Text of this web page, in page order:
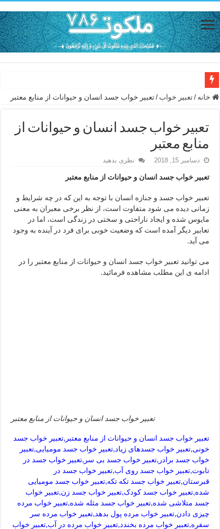
حاجت روایی با ذکر صلوات خاصه امام رضا (ع) – دعای شفای بیمار از
دعای مجرب برای رفع گرفتاری – ذکر قوی برای جلوگیری از اندوه و
دعا برای عاشق شدن طرف مقابل – عاشق کردن طرف مقابل از راه
دعای حفظ جان عزیزان از بلا در سفر – دعا برای رفع حوادث بد روزانه
انواع ذکرهای الهی و خواص آن – مجرب ترین ذکرها برای برآوردن
دعای روزی و رفع فقر – دعای مجرب برای گشایش مالی و برکت در کار
دعای قوی برای حاجات دنیا و آخرت – حاجت روایی و رفع مشکلات
ختم سوره تکاثر برای جذب ثروت – خواص و برکات سوره تکاثر
دعا قدرت و توانمندی – دعا برای افزایش انرژی بدن و قدرت بازو
خانه /تعبیر خواب /تعبیر خواب جسد انسان و حیوانات از منابع معتبر
تعبیر خواب جسد انسان و حیوانات از
منابع معتبر
دسامبر 15, 2018 نظری بدهید
تعبیر خواب جسد انسان و حیوانات از منابع معتبر
تعبیر خواب جسد و جنازه انسان با توجه به این که در چه شرایط و
زمانی دیده می شود متفاوت است، از نظر برخی معبران به معنی
مایوس شده و ایجاد ناراحتی و سختی در زندگی است، اما در
تعابیر دیگر آمده است که وضعیت خوبی برای فرد در آینده به وجود
می آید.
می توانید تعبیر خواب جسد انسان و حیوانات از منابع معتبر را در
ادامه ی این مطلب مشاهده فرمائید.
تعبیر خواب جسد انسان و حیوانات از منابع معتبر
تعبیر خواب جسد انسان و حیوانات از منابع معتبر,تعبیر خواب جسد
خونی,تعبیر خواب جسدهای زیاد,تعبیر خواب جسد مومیایی,تعبیر
خواب جسد برادر,تعبیر خواب جسد بی سر,تعبیر خواب جسد در
تابوت,تعبیر خواب جسد روی آب,تعبیر خواب جسد در
قبرستان,تعبیر خواب جسد تکه تکه,تعبیر خواب جسد مومیایی
شده,تعبیر خواب جسد کودک,تعبیر خواب جسد زن,تعبیر خواب
جسد متلاشی شده,تعبیر خواب جسد مثله شده,تعبیر خواب مرده
چیزی دادن,تعبیر خواب مرده پول بدهد,تعبیر خواب مرده سر
سفره,تعبیر خواب مرده بخندد,تعبیر خواب مرده در آب,تعبیر خواب